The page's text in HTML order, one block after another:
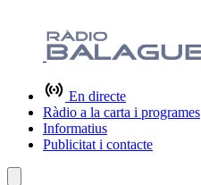
En directe
Ràdio a la carta i programes
Informatius
Publicitat i contacte